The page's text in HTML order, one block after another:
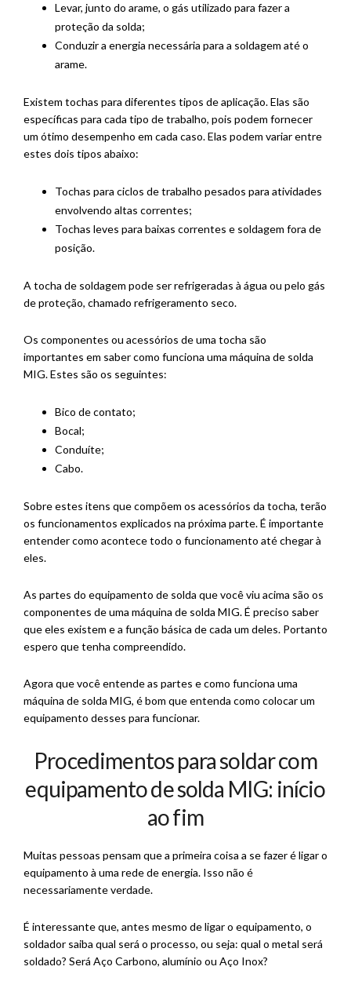
Levar, junto do arame, o gás utilizado para fazer a
proteção da solda;
Conduzir a energia necessária para a soldagem até o
arame.
Existem tochas para diferentes tipos de aplicação. Elas são
específicas para cada tipo de trabalho, pois podem fornecer
um ótimo desempenho em cada caso. Elas podem variar entre
estes dois tipos abaixo:
Tochas para ciclos de trabalho pesados para atividades
envolvendo altas correntes;
Tochas leves para baixas correntes e soldagem fora de
posição.
A tocha de soldagem pode ser refrigeradas à água ou pelo gás
de proteção, chamado refrigeramento seco.
Os componentes ou acessórios de uma tocha são
importantes em saber como funciona uma máquina de solda
MIG. Estes são os seguintes:
Bico de contato;
Bocal;
Conduíte;
Cabo.
Sobre estes itens que compõem os acessórios da tocha, terão
os funcionamentos explicados na próxima parte. É importante
entender como acontece todo o funcionamento até chegar à
eles.
As partes do equipamento de solda que você viu acima são os
componentes de uma máquina de solda MIG. É preciso saber
que eles existem e a função básica de cada um deles. Portanto
espero que tenha compreendido.
Agora que você entende as partes e como funciona uma
máquina de solda MIG, é bom que entenda como colocar um
equipamento desses para funcionar.
Procedimentos para soldar com
equipamento de solda MIG: início
ao fim
Muitas pessoas pensam que a primeira coisa a se fazer é ligar o
equipamento à uma rede de energia. Isso não é
necessariamente verdade.
É interessante que, antes mesmo de ligar o equipamento, o
soldador saiba qual será o processo, ou seja: qual o metal será
soldado? Será Aço Carbono, alumínio ou Aço Inox?